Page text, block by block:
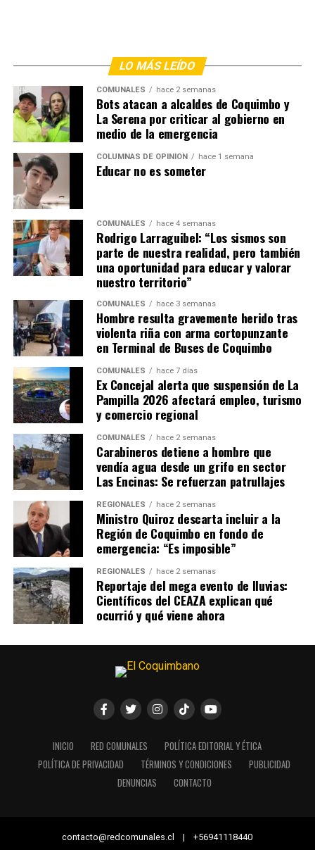
LO MÁS LEÍDO
COMUNALES hace 2 semanas
Bots atacan a alcaldes de Coquimbo y
La Serena por criticar al gobierno en
medio de la emergencia
COLUMNAS DE OPINIÓN hace 1 semana
Educar no es someter
COMUNALES hace 4 semanas
Rodrigo Larraguibel: “Los sismos son
parte de nuestra realidad, pero también
una oportunidad para educar y valorar
nuestro territorio”
COMUNALES hace 3 semanas
Hombre resulta gravemente herido tras
violenta riña con arma cortopunzante
en Terminal de Buses de Coquimbo
COMUNALES hace 7 días
Ex Concejal alerta que suspensión de La
Pampilla 2026 afectará empleo, turismo
y comercio regional
COMUNALES hace 2 semanas
Carabineros detiene a hombre que
vendía agua desde un grifo en sector
Las Encinas: Se refuerzan patrullajes
REGIONALES hace 2 semanas
Ministro Quiroz descarta incluir a la
Región de Coquimbo en fondo de
emergencia: “Es imposible”
REGIONALES hace 2 semanas
Reportaje del mega evento de lluvias:
Científicos del CEAZA explican qué
ocurrió y qué viene ahora
INICIO RED COMUNALES
POLÍTICA EDITORIAL Y ÉTICA
POLÍTICA DE PRIVACIDAD
TÉRMINOS Y CONDICIONES
PUBLICIDAD
DENUNCIAS
CONTACTO
contacto@redcomunales.cl | +56941118440